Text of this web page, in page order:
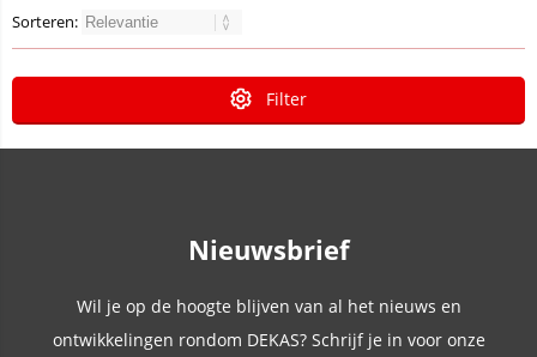
Sorteren:
Filter
Nieuwsbrief
Wil je op de hoogte blijven van al het nieuws en
ontwikkelingen rondom DEKAS? Schrijf je in voor onze